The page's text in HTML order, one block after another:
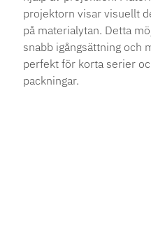
projektorn visar visuellt
på materialytan. Detta
snabb igångsättning och
perfekt för korta serier
packningar.